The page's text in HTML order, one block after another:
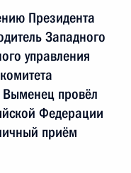
Президента
Западного
управления
провёл
Федерации
приём